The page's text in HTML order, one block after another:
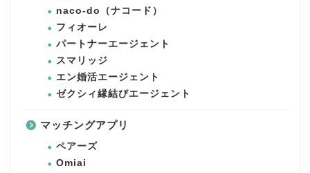
naco-do（ナコード）
フィオーレ
パートナーエージェント
スマリッジ
エン婚活エージェント
ゼクシィ縁結びエージェント
マッチングアプリ
ペアーズ
Omiai